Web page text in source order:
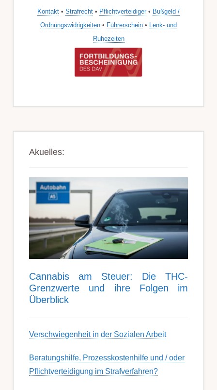
Kontakt • Strafrecht • Pflichtverteidiger • Bußgeld /
Ordnungswidrigkeiten • Führerschein • Lenk- und
Ruhezeiten
Akuelles:
Can­nabis am Steu­er: Die THC-
Grenz­werte und ihre Folgen im
Über­blick
Ver­schwieg­en­heit in der Soz­ial­en Ar­beit
Berat­ungs­hil­fe, Pro­zess­kost­en­hilfe und / oder
Pflicht­ver­teidig­ung im Strafverfahren?